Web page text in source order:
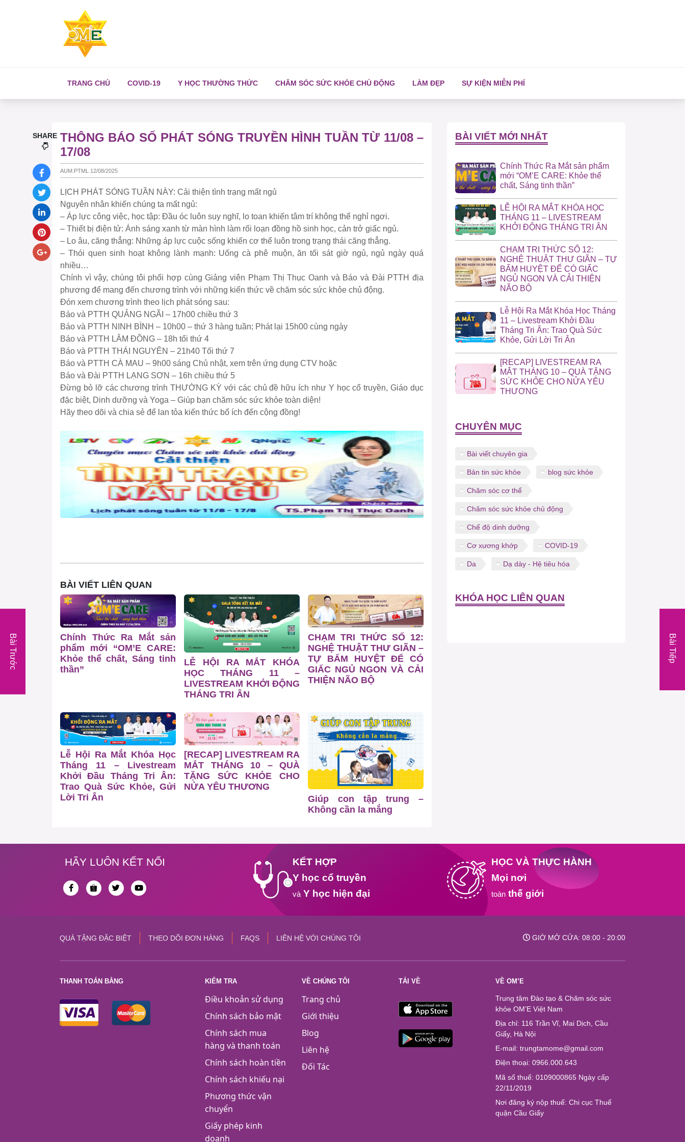
TRANG CHỦ COVID-19 Y HỌC THƯỜNG THỨC CHĂM SÓC SỨC KHỎE CHỦ ĐỘNG LÀM ĐẸP SỰ KIỆN MIỄN PHÍ
THÔNG BÁO SỐ PHÁT SÓNG TRUYỀN HÌNH TUẦN TỪ 11/08 –
17/08
AUM.PTML 12/08/2025
LỊCH PHÁT SÓNG TUẦN NÀY: Cải thiện tình trạng mất ngủ
Nguyên nhân khiến chúng ta mất ngủ:
– Áp lực công việc, học tập: Đầu óc luôn suy nghĩ, lo toan khiến tâm trí không thể nghỉ ngơi.
– Thiết bị điện tử: Ánh sáng xanh từ màn hình làm rối loạn đồng hồ sinh học, cản trở giấc ngủ.
– Lo âu, căng thẳng: Những áp lực cuộc sống khiến cơ thể luôn trong trạng thái căng thẳng.
– Thói quen sinh hoạt không lành mạnh: Uống cà phê muộn, ăn tối sát giờ ngủ, ngủ ngày quá
nhiều…
Chính vì vậy, chúng tôi phối hợp cùng Giảng viên Phạm Thị Thục Oanh và Báo và Đài PTTH địa
phương để mang đến chương trình với những kiến thức về chăm sóc sức khỏe chủ động.
Đón xem chương trình theo lịch phát sóng sau:
Báo và PTTH QUẢNG NGÃI – 17h00 chiều thứ 3
Báo và PTTH NINH BÌNH – 10h00 – thứ 3 hàng tuần; Phát lại 15h00 cùng ngày
Báo và PTTH LÂM ĐỒNG – 18h tối thứ 4
Báo và PTTH THÁI NGUYÊN – 21h40 Tối thứ 7
Báo và PTTH CÀ MAU – 9h00 sáng Chủ nhật, xem trên ứng dụng CTV hoặc
Báo và Đài PTTH LẠNG SƠN – 16h chiều thứ 5
Đừng bỏ lỡ các chương trình THƯỜNG KỲ với các chủ đề hữu ích như Y học cổ truyền, Giáo dục
đặc biệt, Dinh dưỡng và Yoga – Giúp bạn chăm sóc sức khỏe toàn diện!
Hãy theo dõi và chia sẻ để lan tỏa kiến thức bổ ích đến cộng đồng!
SHARE
BÀI VIẾT LIÊN QUAN
Chính Thức Ra Mắt sản
phẩm mới “OM’E CARE:
Khỏe thể chất, Sáng tinh
thần”
LỄ HỘI RA MẮT KHÓA
HỌC THÁNG 11 –
LIVESTREAM KHỞI ĐỘNG
THÁNG TRI ÂN
CHẠM TRI THỨC SỐ 12:
NGHỆ THUẬT THƯ GIÃN –
TỰ BẤM HUYỆT ĐỂ CÓ
GIẤC NGỦ NGON VÀ CẢI
THIỆN NÃO BỘ
Lễ Hội Ra Mắt Khóa Học
Tháng 11 – Livestream
Khởi Đầu Tháng Tri Ân:
Trao Quà Sức Khỏe, Gửi
Lời Tri Ân
[RECAP] LIVESTREAM RA
MẮT THÁNG 10 – QUÀ
TẶNG SỨC KHỎE CHO
NỬA YÊU THƯƠNG
Giúp con tập trung –
Không cần la mắng
BÀI VIẾT MỚI NHẤT
Chính Thức Ra Mắt sản phẩm
mới “OM’E CARE: Khỏe thể
chất, Sáng tinh thần”
LỄ HỘI RA MẮT KHÓA HỌC
THÁNG 11 – LIVESTREAM
KHỞI ĐỘNG THÁNG TRI ÂN
CHẠM TRI THỨC SỐ 12:
NGHỆ THUẬT THƯ GIÃN – TỰ
BẤM HUYỆT ĐỂ CÓ GIẤC
NGỦ NGON VÀ CẢI THIỆN
NÃO BỘ
Lễ Hội Ra Mắt Khóa Học Tháng
11 – Livestream Khởi Đầu
Tháng Tri Ân: Trao Quà Sức
Khỏe, Gửi Lời Tri Ân
[RECAP] LIVESTREAM RA
MẮT THÁNG 10 – QUÀ TẶNG
SỨC KHỎE CHO NỬA YÊU
THƯƠNG
CHUYÊN MỤC
Bài viết chuyên gia
Bản tin sức khỏe blog sức khỏe
Chăm sóc cơ thể
Chăm sóc sức khỏe chủ động
Chế độ dinh dưỡng
Cơ xương khớp COVID-19
Da Dạ dày - Hệ tiêu hóa
KHÓA HỌC LIÊN QUAN
Bài Trước Bài Tiếp
HÃY LUÔN KẾT NỐI
KẾT HỢP
Y học cổ truyền
và Y học hiện đại
HỌC VÀ THỰC HÀNH
Mọi nơi
toànthế giới
QUÀ TẶNG ĐẶC BIỆT THEO DÕI ĐƠN HÀNG FAQS LIÊN HỆ VỚI CHÚNG TÔI GIỜ MỞ CỬA: 08:00 - 20:00
THANH TOÁN BẰNG KIỂM TRA
Điều khoản sử dụng
Chính sách bảo mật
Chính sách mua
hàng và thanh toán
Chính sách hoàn tiền
Chính sách khiếu nại
Phương thức vận
chuyển
Giấy phép kinh
doanh
VỀ CHÚNG TÔI
Trang chủ
Giới thiệu
Blog
Liên hệ
Đối Tác
TẢI VỀ VỀ OM’E
Trung tâm Đào tạo & Chăm sóc sức
khỏe OM’E Việt Nam
Địa chỉ: 116 Trần Vĩ, Mai Dịch, Cầu
Giấy, Hà Nội
E-mail: trungtamome@gmail.com
Điện thoại: 0966.000.643
Mã số thuế: 0109000865 Ngày cấp
22/11/2019
Nơi đăng ký nộp thuế: Chi cục Thuế
quận Cầu Giấy